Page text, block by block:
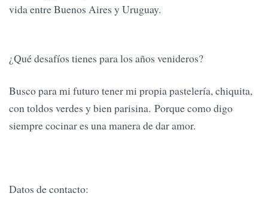
vida entre Buenos Aires y Uruguay.
¿Qué desafíos tienes para los años venideros?
Busco para mi futuro tener mi propia pastelería, chiquita,
con toldos verdes y bien parisina. Porque como digo
siempre cocinar es una manera de dar amor.
Datos de contacto: